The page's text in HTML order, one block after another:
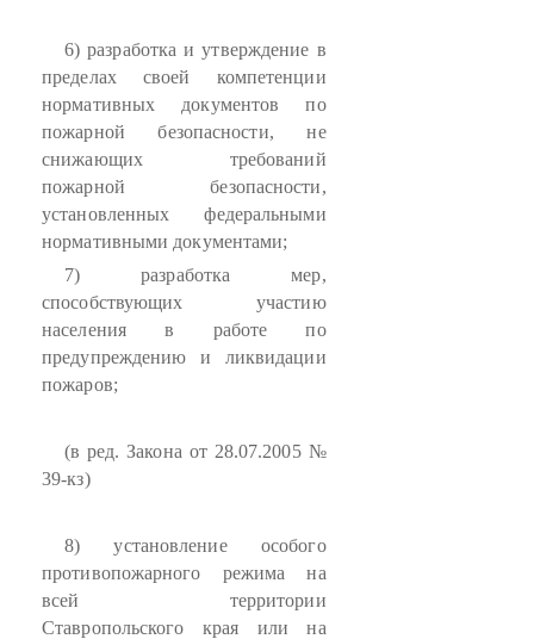
6) разработка и утверждение в
пределах своей компетенции
нормативных документов по
пожарной безопасности, не
снижающих требований
пожарной безопасности,
установленных федеральными
нормативными документами;
7) разработка мер,
способствующих участию
населения в работе по
предупреждению и ликвидации
пожаров;
(в ред. Закона от 28.07.2005 №
39-кз)
8) установление особого
противопожарного режима на
всей территории
Ставропольского края или на